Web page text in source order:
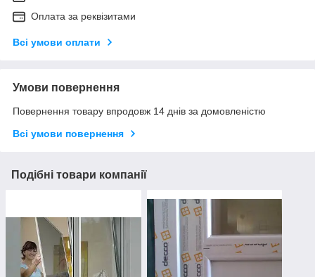
Оплата за реквізитами
Всі умови оплати
Умови повернення
Повернення товару впродовж 14 днів за домовленістю
Всі умови повернення
Подібні товари компанії